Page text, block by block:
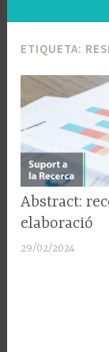
ETIQUETA:
SUPORT
A LA
Abstract:
elaboració
29/02/2024